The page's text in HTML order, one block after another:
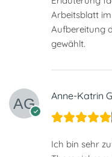
Arbeitsblatt
Aufbereitung
gewählt.
Anne-Katrin
Ich bin sehr